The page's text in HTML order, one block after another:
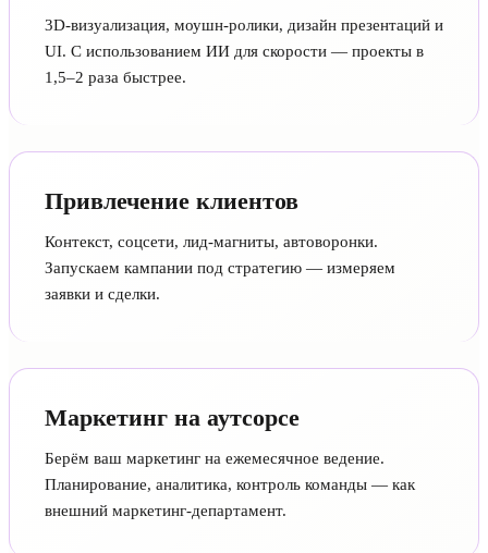
3D-визуализация, моушн-ролики, дизайн презентаций и
UI. С использованием ИИ для скорости — проекты в
1,5–2 раза быстрее.
Привлечение клиентов
Контекст, соцсети, лид-магниты, автоворонки.
Запускаем кампании под стратегию — измеряем
заявки и сделки.
Маркетинг на аутсорсе
Берём ваш маркетинг на ежемесячное ведение.
Планирование, аналитика, контроль команды — как
внешний маркетинг-департамент.